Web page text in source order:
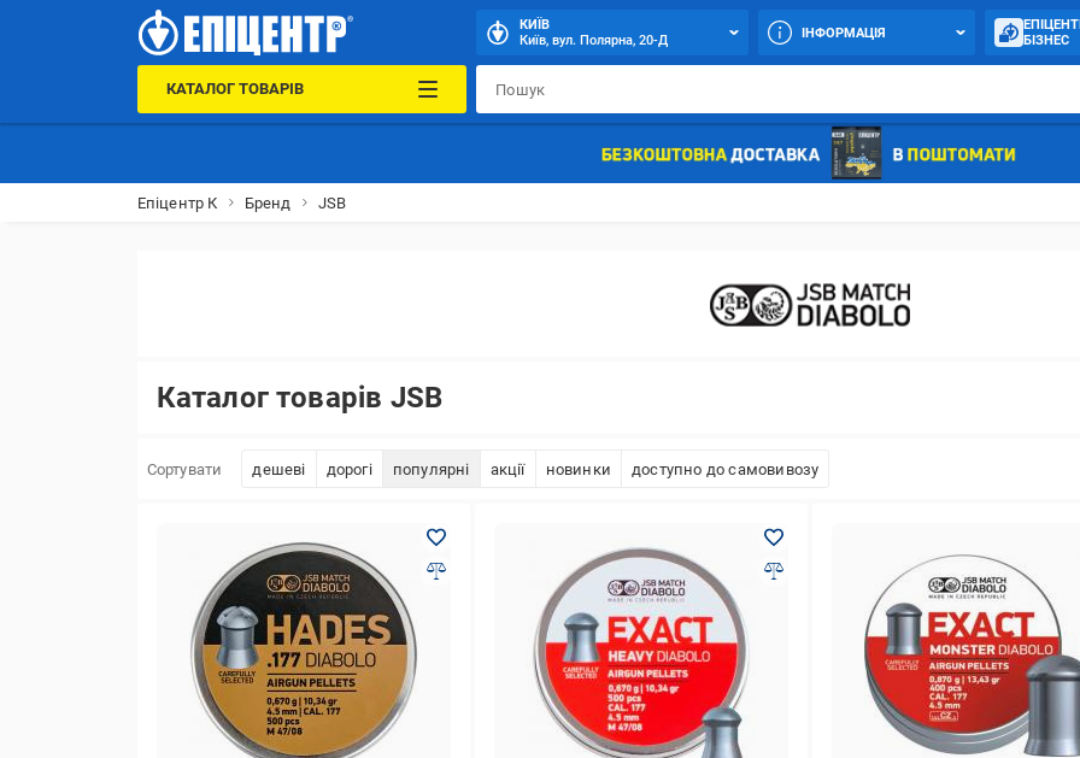
КИЇВ
Київ, вул. Полярна, 20-Д
ІНФОРМАЦІЯ
БІЗНЕС
КАТАЛОГ ТОВАРІВ
Епіцентр К Бренд JSB
Каталог товарів JSB
Сортувати дешеві дорогі популярні акції новинки доступно до самовивозу